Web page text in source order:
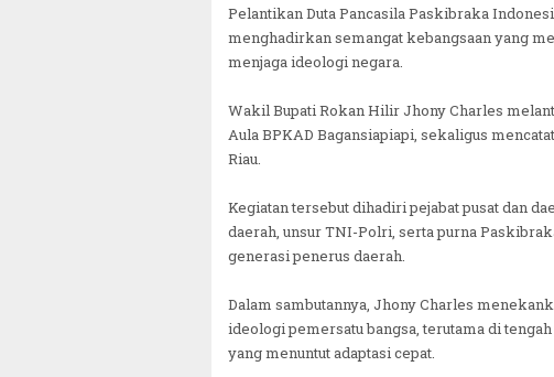
Pelantikan Duta Pancasila Paskibraka
menghadirkan semangat kebangsaan yang
menjaga ideologi negara.
Wakil Bupati Rokan Hilir Jhony Charles
Aula BPKAD Bagansiapiapi, sekaligus
Riau.
Kegiatan tersebut dihadiri pejabat pusat dan
daerah, unsur TNI-Polri, serta purna
generasi penerus daerah.
Dalam sambutannya, Jhony Charles
ideologi pemersatu bangsa, terutama di
yang menuntut adaptasi cepat.